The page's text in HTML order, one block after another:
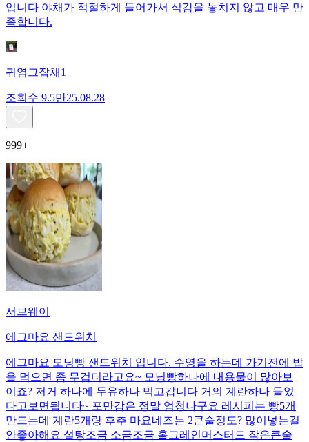
입니다 야채가 적절하게 들어가서 식감을 놓치지 않고 매우 만
족합니다.
귀염그잡채1
조회수 9.5만25.08.28
999+
서브웨이
에그마요 샌드위치
에그마요 모닝빵 샌드위치 입니다. 수영을 하는데 가기전에 밥
을 먹으면 좀 무겁더라고요~ 모닝빵하나에 내용물이 많아보
이죠? 저거 하나에 두유하나 먹고갑니다 거의 계란하나 들었
다고보면됩니다~ 포만감은 정말 엄청나구요 레시피는 빵5개
만드는데 계란5개랑 후추 마요네즈는 2큰술정도? 많이넣는걸
안좋아해요 설탕조금 소금조금 홀그레인머스터드 작은큰술